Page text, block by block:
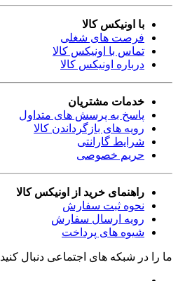
با اونیکس کالا
فرصت های شغلی
تماس با اونیکس کالا
درباره اونیکس کالا
خدمات مشتریان
پاسخ به پرسش های متداول
رویه های بازگرداندن کالا
شرایط گارانتی
حریم خصوصی
راهنمای خرید از اونیکس کالا
نحوه ثبت سفارش
رویه ارسال سفارش
شیوه های پرداخت
ما را در شبکه های اجتماعی دنبال کنید